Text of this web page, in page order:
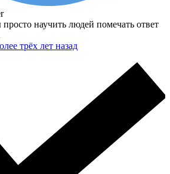
научить людей помечать ответ
трёх лет назад